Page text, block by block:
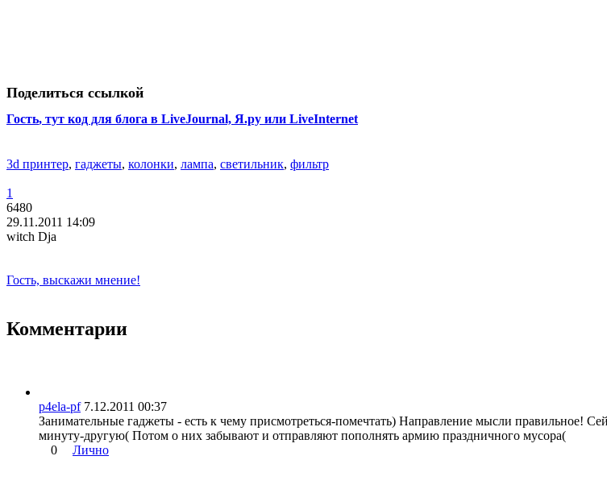
Поделиться ссылкой
Гость, тут код для блога в LiveJournal, Я.ру или LiveInternet
3d принтер, гаджеты, колонки, лампа, светильник, фильтр
1
6480
29.11.2011 14:09
witch Dja
Гость, выскажи мнение!
Комментарии
p4ela-pf 7.12.2011 00:37
Занимательные гаджеты - есть к чему присмотреться-помечтать) Направление мысли правильное!
минуту-другую( Потом о них забывают и отправляют пополнять армию праздничного мусора(
0
Лично